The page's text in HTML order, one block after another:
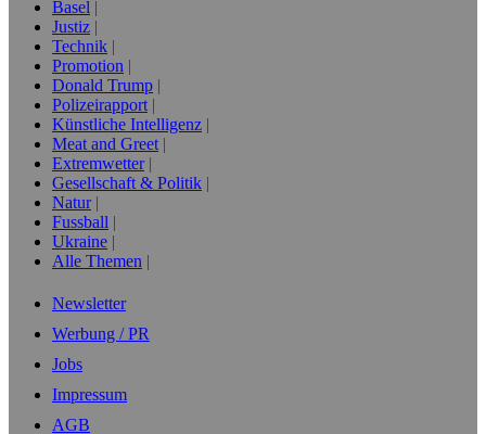
Basel
Justiz
Technik
Promotion
Donald Trump
Polizeirapport
Künstliche Intelligenz
Meat and Greet
Extremwetter
Gesellschaft & Politik
Natur
Fussball
Ukraine
Alle Themen
Newsletter
Werbung / PR
Jobs
Impressum
AGB